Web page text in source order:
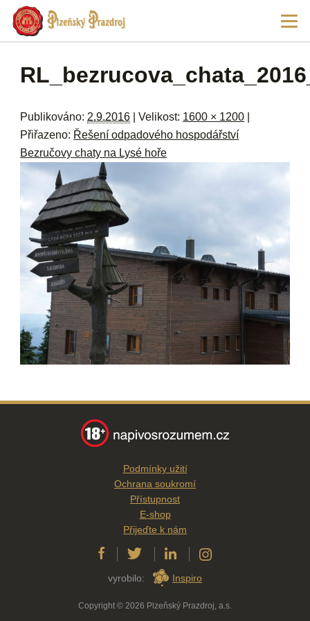
Navigace pro obrázky
Publikováno: 2.9.2016 | Velikost: 1600 × 1200
Přiřazeno: Řešení odpadového hospodářství
Bezručovy chaty na Lysé hoře
Podmínky užití
Ochrana soukromí
Přístupnost
E-shop
Přijeďte k nám
vyrobilo: Inspiro
Copyright © 2026 Plzeňský Prazdroj, a.s.